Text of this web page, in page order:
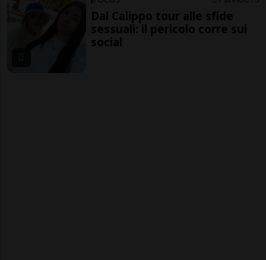
Dal Calippo tour alle sfide
sessuali: il pericolo corre sui
social